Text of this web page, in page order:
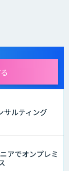
サルティング
アでオンプレミ